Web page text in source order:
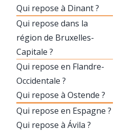
Qui repose à Dinant ?
Qui repose dans la
région de Bruxelles-
Capitale ?
Qui repose en Flandre-
Occidentale ?
Qui repose à Ostende ?
Qui repose en Espagne ?
Qui repose à Ávila ?